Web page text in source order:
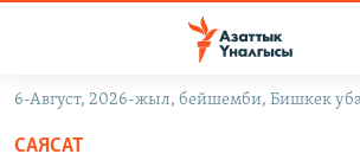
Навигацияга
өтүңүз
6-Август, 2026-жыл, бейшемби, Бишкек
САЯСАТ